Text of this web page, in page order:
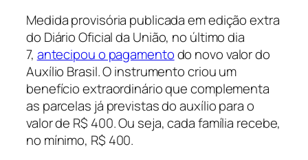
Medida provisória publicada em edição extra
do Diário Oficial da União, no último dia
7, antecipou o pagamentodo novo valor do
Auxílio Brasil. O instrumento criou um
benefício extraordinário que complementa
as parcelas já previstas do auxílio para o
valor de R$ 400. Ou seja, cada família recebe,
no mínimo, R$ 400.